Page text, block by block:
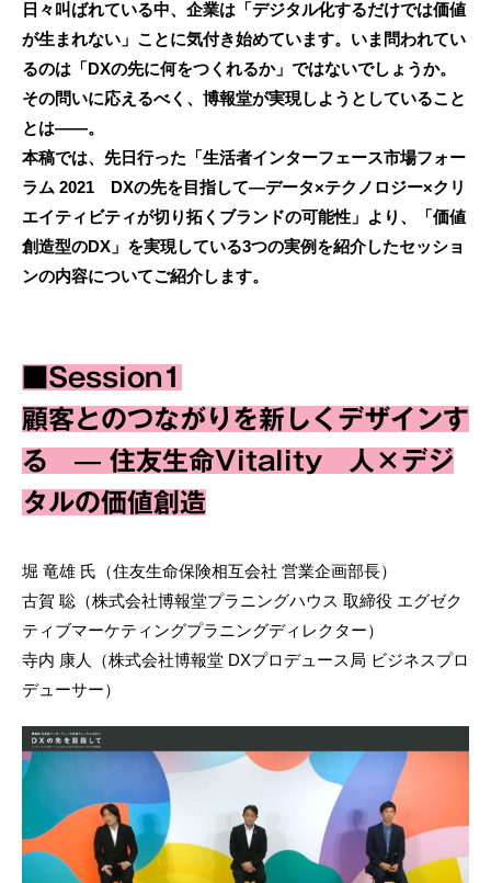
日々叫ばれている中、企業は「デジタル化するだけでは価値
が生まれない」ことに気付き始めています。いま問われてい
るのは「DXの先に何をつくれるか」ではないでしょうか。
その問いに応えるべく、博報堂が実現しようとしていること
とは――。
本稿では、先日行った「生活者インターフェース市場フォー
ラム 2021 DXの先を目指して―データ×テクノロジー×クリ
エイティビティが切り拓くブランドの可能性」より、「価値
創造型のDX」を実現している3つの実例を紹介したセッショ
ンの内容についてご紹介します。
■Session1
顧客とのつながりを新しくデザインす
る — 住友生命Vitality 人×デジ
タルの価値創造
堀 竜雄 氏（住友生命保険相互会社 営業企画部長）
古賀 聡（株式会社博報堂プラニングハウス 取締役 エグゼク
ティブマーケティングプラニングディレクター）
寺内 康人（株式会社博報堂 DXプロデュース局 ビジネスプロ
デューサー）